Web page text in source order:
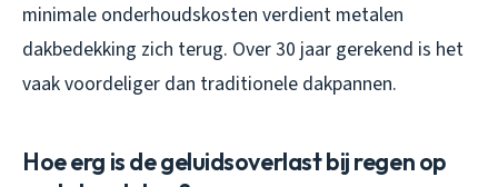
minimale onderhoudskosten verdient metalen
dakbedekking zich terug. Over 30 jaar gerekend is het
vaak voordeliger dan traditionele dakpannen.
Hoe erg is de geluidsoverlast bij regen op